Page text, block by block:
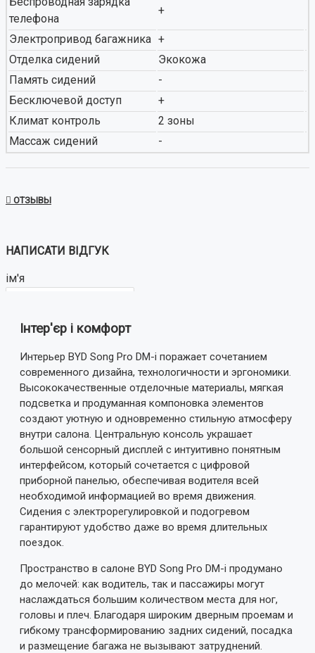
телефона
+
Электропривод багажника +
Отделка сидений
Экокожа
Память сидений
-
Бесключевой доступ
+
Климат контроль
2 зоны
Массаж сидений
-
ОТЗЫВЫ
НАПИСАТИ ВІДГУК
ім'я
Ваш відгук:
Примітка: HTML розмітка не підтримується!
Використовуйте звичайний текст.
Оцінка
Погано
Добре
ВІДПРАВИТИ ВІДГУК
Інтер'єр і комфорт
Интерьер BYD Song Pro DM-i поражает сочетанием
современного дизайна, технологичности и эргономики.
Высококачественные отделочные материалы, мягкая
подсветка и продуманная компоновка элементов
создают уютную и одновременно стильную атмосферу
внутри салона. Центральную консоль украшает
большой сенсорный дисплей с интуитивно понятным
интерфейсом, который сочетается с цифровой
приборной панелью, обеспечивая водителя всей
необходимой информацией во время движения.
Сидения с электрорегулировкой и подогревом
гарантируют удобство даже во время длительных
поездок.
Пространство в салоне BYD Song Pro DM-i продумано
до мелочей: как водитель, так и пассажиры могут
наслаждаться большим количеством места для ног,
головы и плеч. Благодаря широким дверным проемам и
гибкому трансформированию задних сидений, посадка
и размещение багажа не вызывают затруднений.